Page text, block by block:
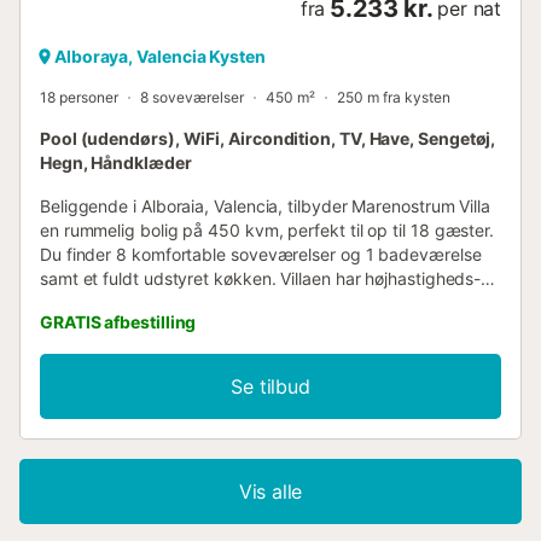
fra 5.233 kr. per nat
Alboraya, Valencia Kysten
18 personer 8 soveværelser 450 m² 250 m fra kysten
Pool (udendørs), WiFi, Aircondition, TV, Have, Sengetøj,
Hegn, Håndklæder
Beliggende i Alboraia, Valencia, tilbyder Marenostrum Villa
en rummelig bolig på 450 kvm, perfekt til op til 18 gæster.
Du finder 8 komfortable soveværelser og 1 badeværelse
samt et fuldt udstyret køkken. Villaen har højhastigheds-
loftsvifter og en privat grill. Familievenlige faciliteter
inkluderer 1 babyseng, 1 barnestol samt fælles legetøj og
bøger til børn. Træd udenfor for at nyde din private have
og private udendørs pool, perfekt til afslapning. Villaen har
flere udendørs områder, herunder 1 privat altan, 1 privat
bekvemmelighed til din pooloplevelse. Ejendommen
tilbyder direkte adgang til stranden lige uden for døren,
GRATIS afbestilling
Se tilbud
Vis alle